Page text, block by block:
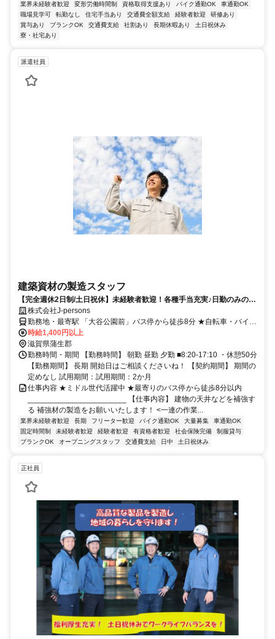
業界未経験者歓迎 変形労働時間制 資格取得支援あり バイク通勤OK
車通勤OK
職場見学可
転勤なし 住宅手当あり 交通費全額支給 経験者歓迎
研修あり
賞与あり
ブランクOK 交通費支給 社割あり 長期休暇あり
土日祝休み
寮・社宅あり
派遣社員
建築資材の製造スタッフ
【完全週休2日制/土日祝休】未経験者歓迎！各種手当充実♪日勤のみのお
仕事です
株式会社J-persons
勤務地・最寄駅 「大谷公園前」バス停から徒歩8分 ★自転車・バイク
通勤OK！ ★マイカー通勤OK
時給1,400円以上
滋賀県蒲生郡
勤務時間・期間 【勤務時間】 朝勤 昼勤 夕勤 ■8:20-17:10 ・休憩50分
【勤務期間】 長期 開始日はご相談くださいね！ 【契約期間】 期間の
定めなし 試用期間：試用期間：2か月
仕事内容 ★ミドル世代活躍中 ★最寄りのバス停から徒歩8分以内
_______________________ 【仕事内容】 建物の天井などを補強す
る 補強材の製造をお願いいたします！ <一連の作業...
業界未経験者歓迎 長期 フリーター歓迎 バイク通勤OK 大量募集
車通勤OK
固定時間制
未経験者歓迎 経験者歓迎 有資格者歓迎 社会保険完備
制服貸与
ブランクOK
オープニングスタッフ 交通費支給 日中 土日祝休み
正社員